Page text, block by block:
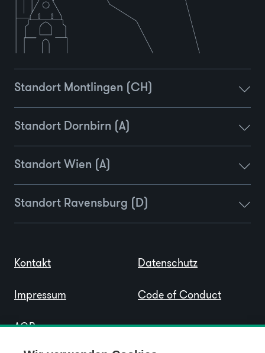
Standort Montlingen (CH)
Standort Dornbirn (A)
Standort Wien (A)
Standort Ravensburg (D)
Kontakt
Impressum
AGB
Datenschutz
Code of Conduct